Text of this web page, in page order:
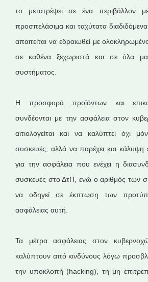
το μετατρέψει σε ένα περιβάλλον
προσπελάσιμα και ταχύτατα
απαιτείται να εδραιωθεί με
σε καθένα ξεχωριστά και σε όλα
συστήματος.
Η προσφορά προϊόντων και
συνδέονται με την ασφάλεια στον
αιτιολογείται και να καλύπτει όχι
συσκευές, αλλά να παρέχει και κάλυψη
για την ασφάλεια που ενέχει η
συσκευές στο ΔτΠ, ενώ ο αριθμός των
να οδηγεί σε έκπτωση των
ασφάλειας αυτή.
Τα μέτρα ασφάλειας στον
καλύπτουν από κινδύνους λόγω
την υποκλοπή (hacking), τη μη